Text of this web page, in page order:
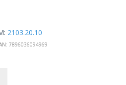
2103.20.10
7896036094969